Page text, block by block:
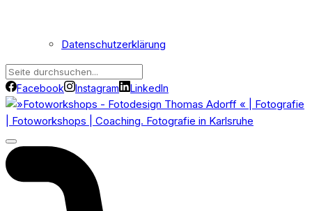
Datenschutzerklärung
Facebook Instagram LinkedIn